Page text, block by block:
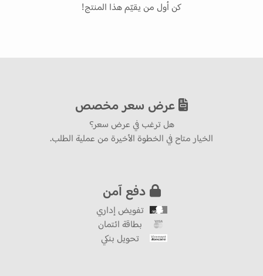
كن أول من يقيّم هذا المنتج!
عرض سعر مخصص
هل ترغب في عرض سعر؟
الخيار متاح في الخطوة الأخيرة من عملية الطلب.
دفع آمن
تفويض إداري
بطاقة ائتمان
تحويل بنكي